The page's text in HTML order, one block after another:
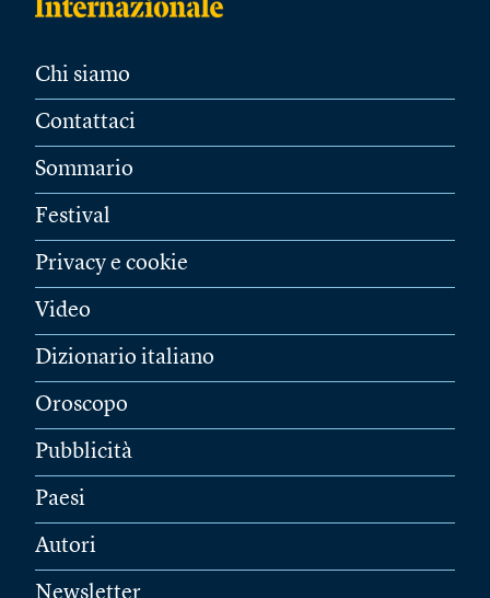
Chi siamo
Contattaci
Sommario
Festival
Privacy e cookie
Video
Dizionario italiano
Oroscopo
Pubblicità
Paesi
Autori
Newsletter